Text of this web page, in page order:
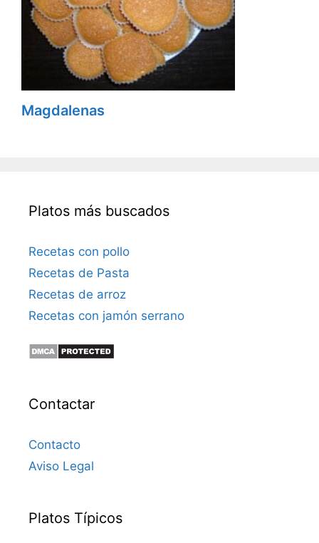
Magdalenas
Platos más buscados
Recetas con pollo
Recetas de Pasta
Recetas de arroz
Recetas con jamón serrano
Contactar
Contacto
Aviso Legal
Platos Típicos